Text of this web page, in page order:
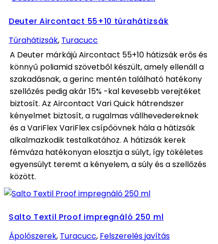
Deuter Aircontact 55+10 túrahátizsák
Túrahátizsák, Turacucc
A Deuter márkájú Aircontact 55+10 hátizsák erős és
könnyű poliamid szövetből készült, amely ellenáll a
szakadásnak, a gerinc mentén található hatékony
szellőzés pedig akár 15% -kal kevesebb verejtéket
biztosít. Az Aircontact Vari Quick hátrendszer
kényelmet biztosít, a rugalmas vállhevedereknek
és a VariFlex VariFlex csípőövnek hála a hátizsák
alkalmazkodik testalkatához. A hátizsák kerek
fémváza hatékonyan elosztja a súlyt, így tökéletes
egyensúlyt teremt a kényelem, a súly és a szellőzés
között.
Salto Textil Proof impregnáló 250 ml
Ápolószerek, Turacucc, Felszerelés javítás